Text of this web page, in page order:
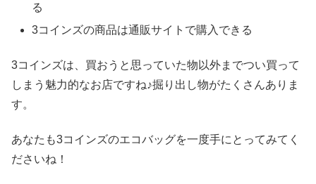
る
3コインズの商品は通販サイトで購入できる
3コインズは、買おうと思っていた物以外までつい買って
しまう魅力的なお店ですね♪掘り出し物がたくさんありま
す。
あなたも3コインズのエコバッグを一度手にとってみてく
ださいね！